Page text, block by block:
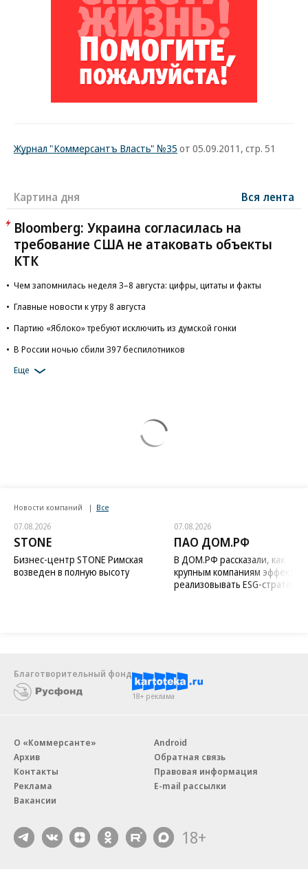
Журнал "Коммерсантъ Власть" №35 от 05.09.2011, стр. 51
Картина дня Вся лента
Bloomberg: Украина согласилась на
требование США не атаковать объекты
КТК
Чем запомнилась неделя 3–8 августа: цифры, цитаты и факты
Главные новости к утру 8 августа
Партию «Яблоко» требуют исключить из думской гонки
В России ночью сбили 397 беспилотников
Еще
Новости компаний Все
07.08.2026
STONE
Бизнес-центр STONE Римская
возведен в полную высоту
07.08.2026
ПАО ДОМ.РФ
В ДОМ.РФ рассказали, как
крупным компаниям
реализовывать ESG-стратегию
Благотворительный фонд
18+ реклама
О «Коммерсанте»
Архив
Контакты
Реклама
Вакансии
Android
Обратная связь
Правовая информация
E-mail рассылки
18+